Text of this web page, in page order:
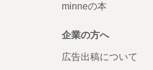
minneの本
企業の方へ
広告出稿について